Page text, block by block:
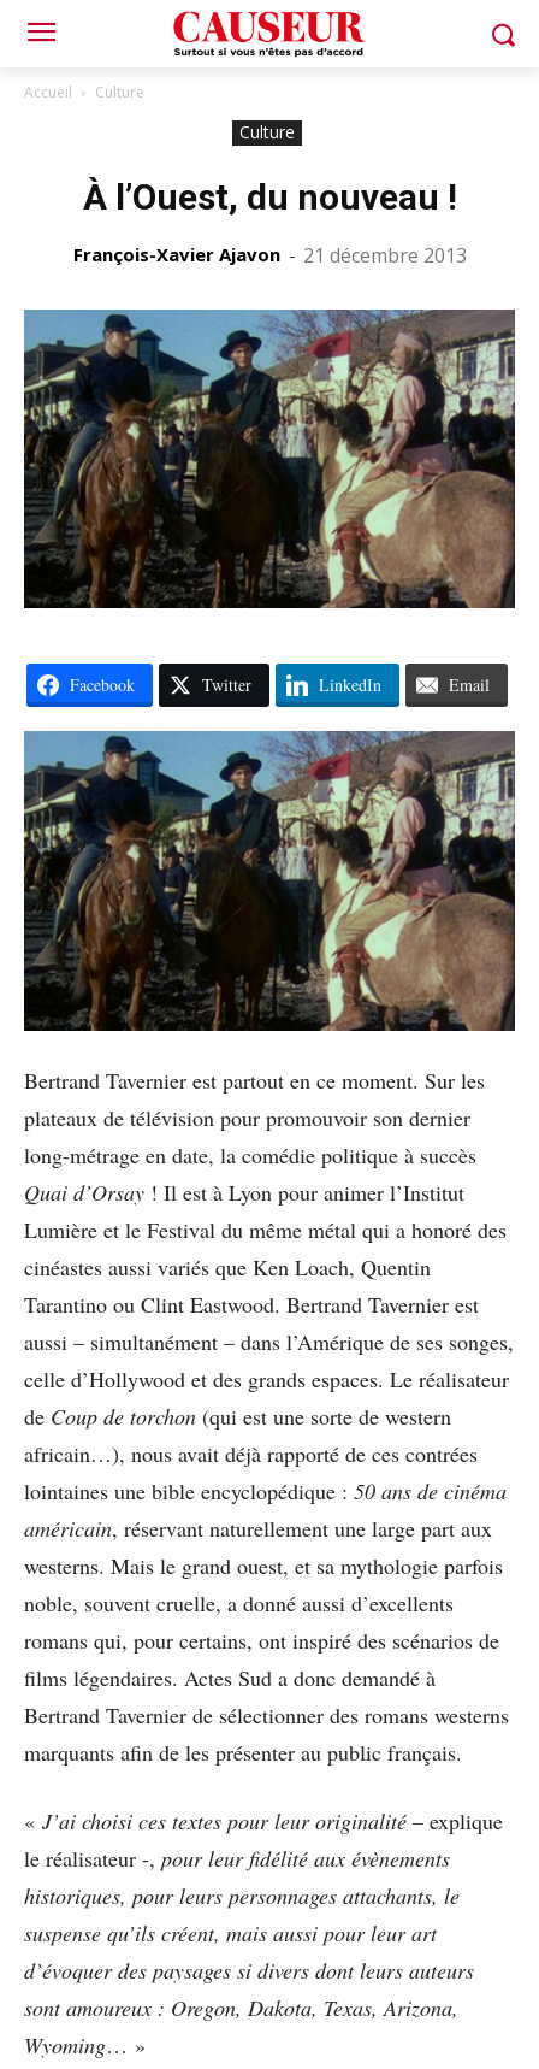
Accueil Culture
Culture
À l’Ouest, du nouveau !
François-Xavier Ajavon - 21 décembre 2013
Facebook Twitter LinkedIn Email
Bertrand Tavernier est partout en ce moment. Sur les
plateaux de télévision pour promouvoir son dernier
long-métrage en date, la comédie politique à succès
Quai d’Orsay ! Il est à Lyon pour animer l’Institut
Lumière et le Festival du même métal qui a honoré des
cinéastes aussi variés que Ken Loach, Quentin
Tarantino ou Clint Eastwood. Bertrand Tavernier est
aussi – simultanément – dans l’Amérique de ses songes,
celle d’Hollywood et des grands espaces. Le réalisateur
de Coup de torchon (qui est une sorte de western
africain…), nous avait déjà rapporté de ces contrées
lointaines une bible encyclopédique : 50 ans de cinéma
américain, réservant naturellement une large part aux
westerns. Mais le grand ouest, et sa mythologie parfois
noble, souvent cruelle, a donné aussi d’excellents
romans qui, pour certains, ont inspiré des scénarios de
films légendaires. Actes Sud a donc demandé à
Bertrand Tavernier de sélectionner des romans westerns
marquants afin de les présenter au public français.
« J’ai choisi ces textes pour leur originalité – explique
le réalisateur -, pour leur fidélité aux évènements
historiques, pour leurs personnages attachants, le
suspense qu’ils créent, mais aussi pour leur art
d’évoquer des paysages si divers dont leurs auteurs
sont amoureux : Oregon, Dakota, Texas, Arizona,
Wyoming… »